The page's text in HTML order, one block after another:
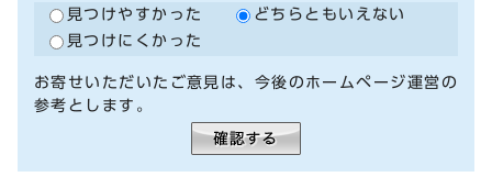
見つけやすかった
どちらともいえない
見つけにくかった
お寄せいただいたご意見は、今後のホームページ運営の
参考とします。